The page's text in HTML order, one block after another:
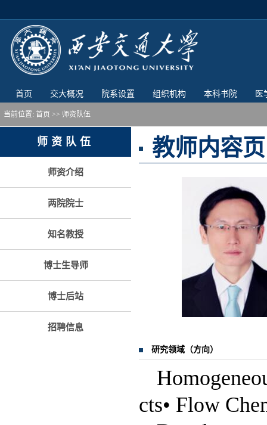
首页 交大概况 院系设置 组织机构 本科书院 医
当前位置: 首页 >> 师资队伍
师资队伍
师资介绍
两院院士
知名教授
博士生导师
博士后站
招聘信息
教师内容页
研究领域（方向）
cts• Flow